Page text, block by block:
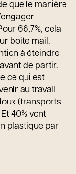
quelle manière
66,7%, cela
boite mail.
à éteindre
de partir.
ce qui est
au travail
(transports
40% vont
plastique par